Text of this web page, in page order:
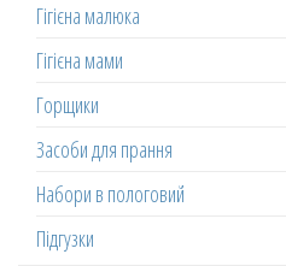
Гігієна малюка
Гігієна мами
Горщики
Засоби для прання
Набори в пологовий
Підгузки